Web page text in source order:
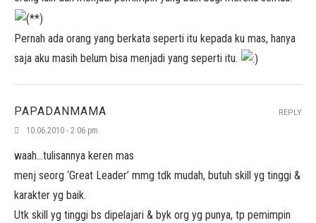
Pernah ada orang yang berkata seperti itu kepada ku mas, hanya
saja aku masih belum bisa menjadi yang seperti itu.
PAPADANMAMA
10.06.2010 - 2:06 pm
waah…tulisannya keren mas
menj seorg ‘Great Leader’ mmg tdk mudah, butuh skill yg tinggi &
karakter yg baik.
Utk skill yg tinggi bs dipelajari & byk org yg punya, tp pemimpin
REPLY